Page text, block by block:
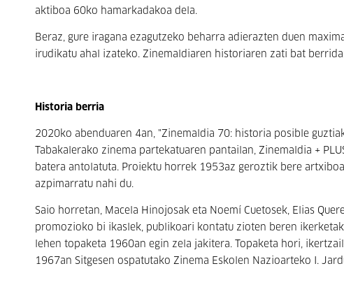
aktiboa 60ko hamarkadakoa dela.
Beraz, gure iragana ezagutzeko beharra adierazten duen
irudikatu ahal izateko. Zinemaldiaren historiaren zati bat
Historia berria
2020ko abenduaren 4an, "Zinemaldia 70: historia posible
Tabakalerako zinema partekatuaren pantailan, Zinemaldia +
batera antolatuta. Proiektu horrek 1953az geroztik bere
azpimarratu nahi du.
Saio horretan, Macela Hinojosak eta Noemí Cuetosek, Elias
promozioko bi ikaslek, publikoari kontatu zioten beren
lehen topaketa 1960an egin zela jakitera. Topaketa hori,
1967an Sitgesen ospatutako Zinema Eskolen Nazioarteko I.